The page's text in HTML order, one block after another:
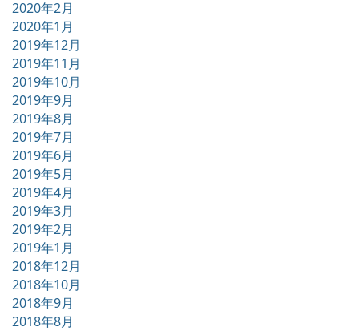
2020年2月
2020年1月
2019年12月
2019年11月
2019年10月
2019年9月
2019年8月
2019年7月
2019年6月
2019年5月
2019年4月
2019年3月
2019年2月
2019年1月
2018年12月
2018年10月
2018年9月
2018年8月